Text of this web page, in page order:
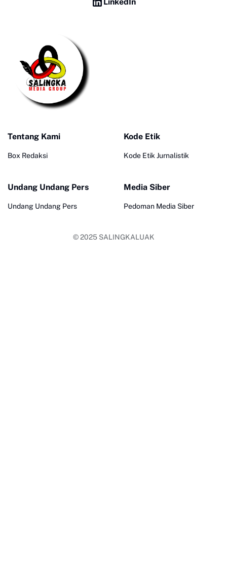
Tentang Kami
Box Redaksi
Kode Etik
Kode Etik Jurnalistik
Undang Undang Pers
Undang Undang Pers
Media Siber
Pedoman Media Siber
© 2025 SALINGKALUAK